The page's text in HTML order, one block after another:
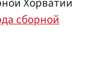
сборной